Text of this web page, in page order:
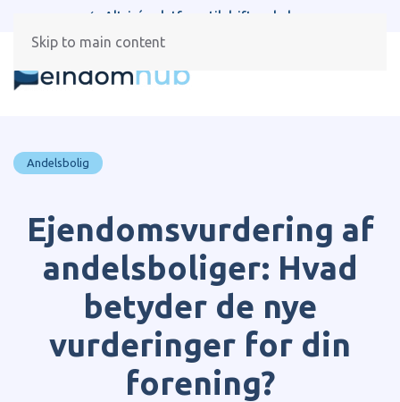
Skip to main content
Alt-i-én platform til drift og beboere
Andelsbolig
Ejendomsvurdering af
andelsboliger: Hvad
betyder de nye
vurderinger for din
forening?